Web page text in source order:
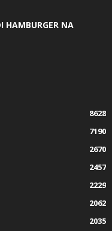
HAMBURGER NA
8628
7190
2670
2457
2229
2062
2035